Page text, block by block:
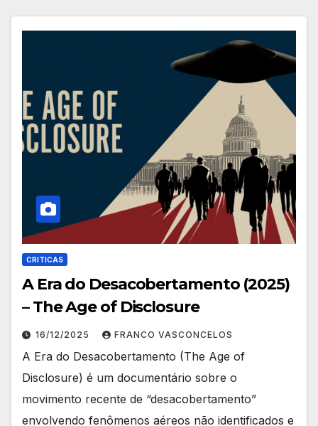
CRITICAS
A Era do Desacobertamento (2025)
– The Age of Disclosure
16/12/2025 FRANCO VASCONCELOS
A Era do Desacobertamento (The Age of
Disclosure) é um documentário sobre o
movimento recente de “desacobertamento”
envolvendo fenômenos aéreos não identificados e